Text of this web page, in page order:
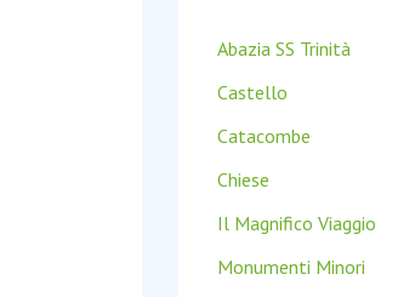
a
:
Abazia SS Trinità
Castello
Catacombe
Chiese
Il Magnifico Viaggio
Monumenti Minori